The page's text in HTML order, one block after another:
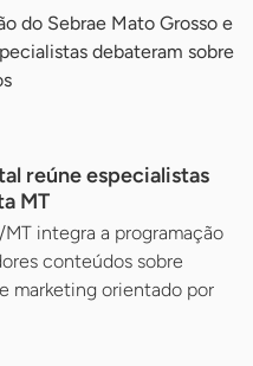
do Sebrae Mato Grosso e
debateram sobre
reúne especialistas
MT
integra a programação
conteúdos sobre
marketing orientado por